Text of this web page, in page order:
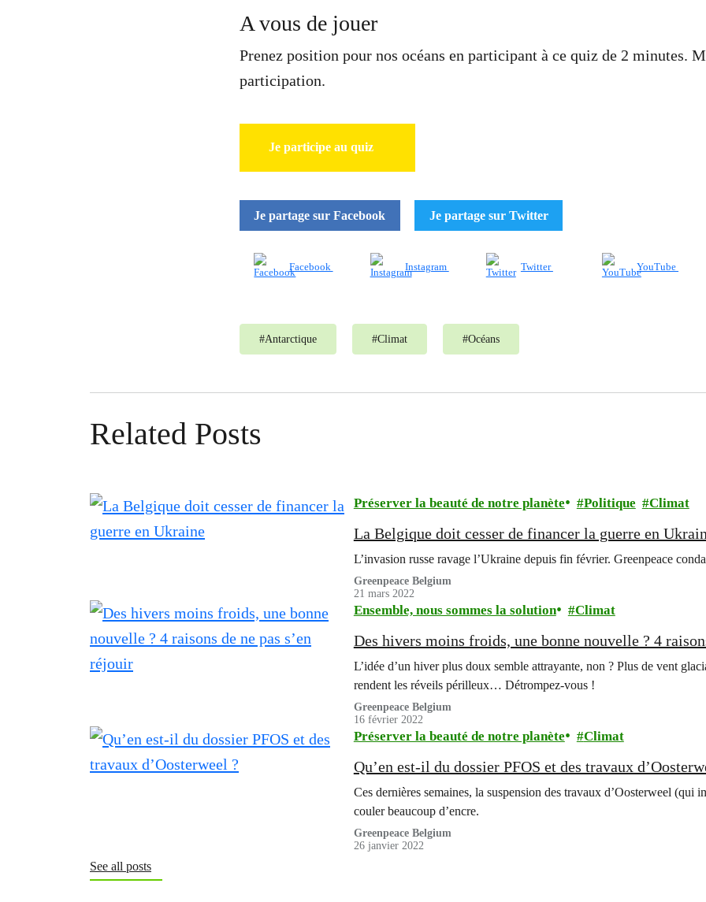
A vous de jouer
Prenez position pour nos océans en participant à ce quiz de 2 minutes.
participation.
Je participe au quiz
Je partage sur Facebook Je partage sur Twitter
Facebook Instagram Twitter YouTube
#Antarctique #Climat #Océans
Related Posts
Préserver la beauté de notre planète Politique Climat
La Belgique doit cesser de financer la guerre en
L’invasion russe ravage l’Ukraine depuis fin février. Greenpeace
Greenpeace Belgium
21 mars 2022
Ensemble, nous sommes la solution Climat
Des hivers moins froids, une bonne nouvelle ? 4
L’idée d’un hiver plus doux semble attrayante, non ? Plus de vent
rendent les réveils périlleux… Détrompez-vous !
Greenpeace Belgium
16 février 2022
Préserver la beauté de notre planète Climat
Qu’en est-il du dossier PFOS et des travaux
Ces dernières semaines, la suspension des travaux d’Oosterweel (qui
couler beaucoup d’encre.
Greenpeace Belgium
26 janvier 2022
See all posts